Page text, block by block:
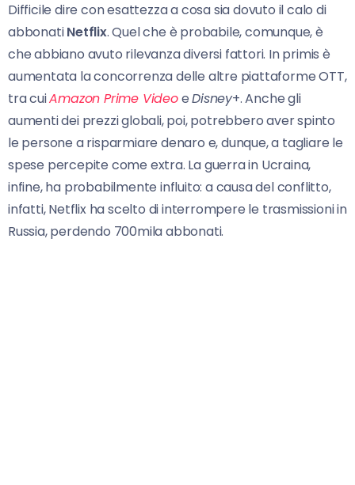
Difficile dire con esattezza a cosa sia dovuto il calo di
abbonatiNetflix. Quel che è probabile, comunque, è
che abbiano avuto rilevanza diversi fattori. In primis è
aumentata la concorrenza delle altre piattaforme OTT,
tra cuiAmazon Prime VideoeDisney+. Anche gli
aumenti dei prezzi globali, poi, potrebbero aver spinto
le persone a risparmiare denaro e, dunque, a tagliare le
spese percepite come extra. La guerra in Ucraina,
infine, ha probabilmente influito: a causa del conflitto,
infatti, Netflix ha scelto di interrompere le trasmissioni in
Russia, perdendo 700mila abbonati.